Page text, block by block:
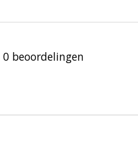
0 beoordelingen